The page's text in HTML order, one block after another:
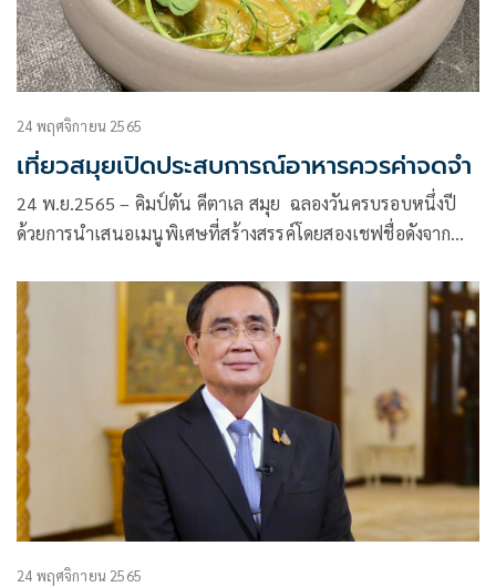
24 พฤศจิกายน 2565
เที่ยวสมุยเปิดประสบการณ์อาหารควรค่าจดจำ
24 พ.ย.2565 – คิมป์ตัน คีตาเล สมุย ฉลองวันครบรอบหนึ่งปี
ด้วยการนำเสนอเมนูพิเศษที่สร้างสรรค์โดยสองเชฟชื่อดังจาก
คอร์สเพื่องานนี้
24 พฤศจิกายน 2565